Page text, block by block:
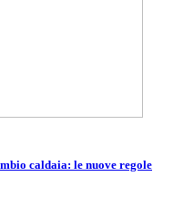
caldaia: le nuove regole